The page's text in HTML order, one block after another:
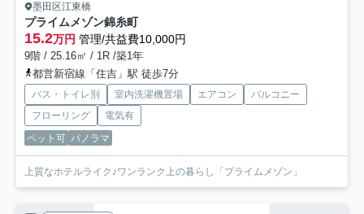
墨田区江東橋
プライムメゾン錦糸町
15.2万円 管理/共益費10,000円
9階 / 25.16㎡ / 1R /築1年
都営新宿線「住吉」駅 徒歩7分
バス・トイレ別 室内洗濯機置場 エアコン
バルコニー
フローリング
電気有
ペット可 パノラマ
上質なホテルライク♪ワンランク上の暮らし「プライムメゾン」